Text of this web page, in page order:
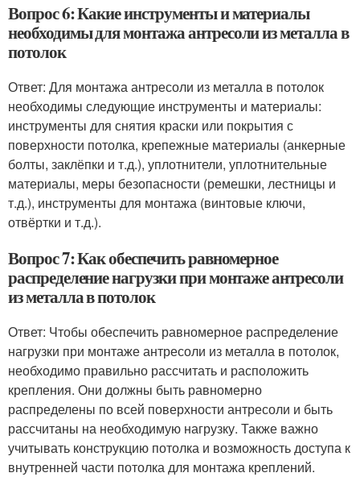
Вопрос 6: Какие инструменты и материалы
необходимы для монтажа антресоли из металла в
потолок
Ответ: Для монтажа антресоли из металла в потолок
необходимы следующие инструменты и материалы:
инструменты для снятия краски или покрытия с
поверхности потолка, крепежные материалы (анкерные
болты, заклёпки и т.д.), уплотнители, уплотнительные
материалы, меры безопасности (ремешки, лестницы и
т.д.), инструменты для монтажа (винтовые ключи,
отвёртки и т.д.).
Вопрос 7: Как обеспечить равномерное
распределение нагрузки при монтаже антресоли
из металла в потолок
Ответ: Чтобы обеспечить равномерное распределение
нагрузки при монтаже антресоли из металла в потолок,
необходимо правильно рассчитать и расположить
крепления. Они должны быть равномерно
распределены по всей поверхности антресоли и быть
рассчитаны на необходимую нагрузку. Также важно
учитывать конструкцию потолка и возможность доступа к
внутренней части потолка для монтажа креплений.